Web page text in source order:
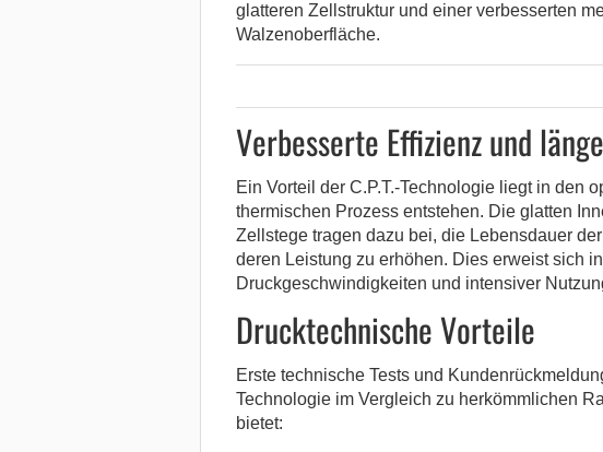
glatteren Zellstruktur und einer verbesserten
Walzenoberfläche.
Verbesserte Effizienz und
Ein Vorteil der C.P.T.-Technologie liegt in den
thermischen Prozess entstehen. Die glatten
Zellstege tragen dazu bei, die Lebensdauer
deren Leistung zu erhöhen. Dies erweist sich
Druckgeschwindigkeiten und intensiver
Drucktechnische Vorteile
Erste technische Tests und
Technologie im Vergleich zu herkömmlichen
bietet: